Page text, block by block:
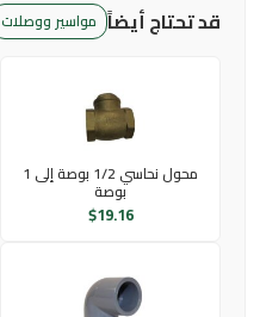
قد تحتاج أيضاً مواسير ووصلات
محول نحاسي 1/2 بوصة إلى 1
بوصة
$19.16